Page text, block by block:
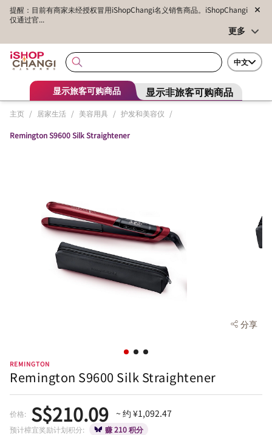
提醒：目前有商家未经授权冒用iShopChangi名义销售商品。iShopChangi
仅通过官...
更多
中文
显示旅客可购商品 显示非旅客可购商品
主页 / 居家生活 / 美容用具 / 护发和美容仪 /
Remington S9600 Silk Straightener
分享
REMINGTON
Remington S9600 Silk Straightener
价格: S$210.09 ~ 约 ¥1,092.47
预计樟宜奖励计划积分: 赚 210 积分